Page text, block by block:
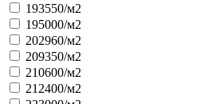
193550/м2
195000/м2
202960/м2
209350/м2
210600/м2
212400/м2